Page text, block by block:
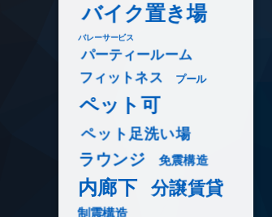
バイク置き場
バレーサービス
パーティールーム
フィットネス プール
ペット可
ペット足洗い場
ラウンジ 免震構造
内廊下 分譲賃貸
制震構造